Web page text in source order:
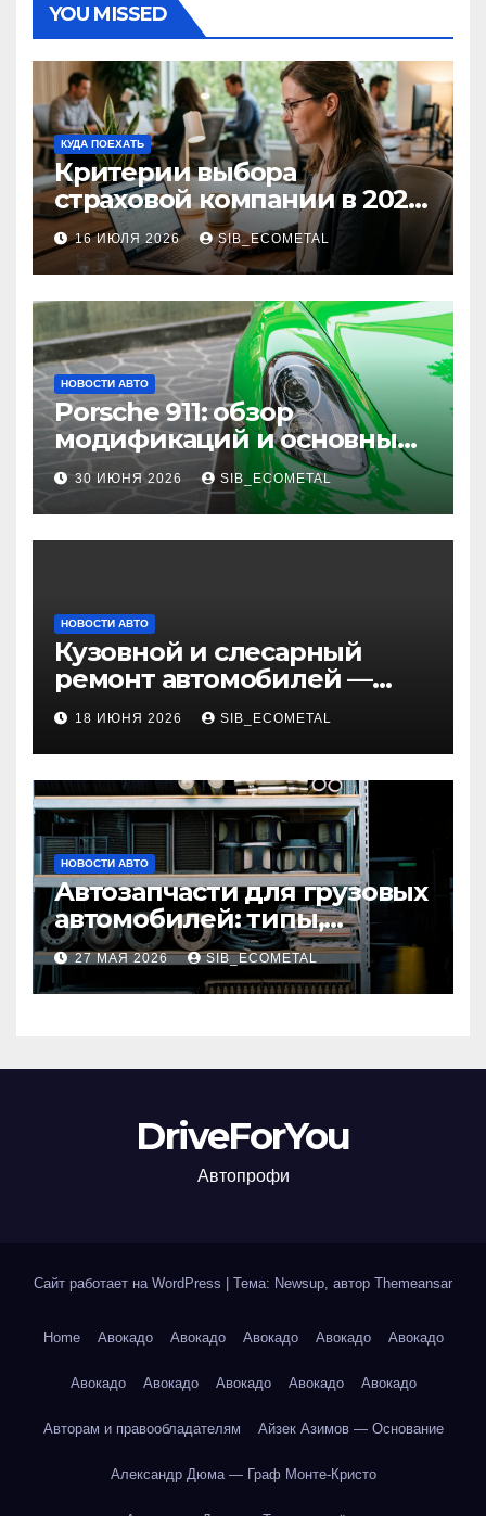
YOU MISSED
КУДА ПОЕХАТЬ
Критерии выбора
страховой компании в 2026
году: надежность и
реальные отзывы о
выплатах
16 ИЮЛЯ 2026 SIB_ECOMETAL
НОВОСТИ АВТО
Porsche 911: обзор
модификаций и основные
характеристики
30 ИЮНЯ 2026 SIB_ECOMETAL
НОВОСТИ АВТО
Кузовной и слесарный
ремонт автомобилей —
наличие оригинальных
запчастей и типичные
сроки выполнения работ
18 ИЮНЯ 2026 SIB_ECOMETAL
НОВОСТИ АВТО
Автозапчасти для грузовых
автомобилей: типы,
совместимость и критерии
подбора
27 МАЯ 2026 SIB_ECOMETAL
DriveForYou
Автопрофи
Сайт работает на WordPress | Тема: Newsup, автор Themeansar
Home Авокадо Авокадо Авокадо Авокадо Авокадо
Авокадо Авокадо Авокадо Авокадо Авокадо
Авторам и правообладателям Айзек Азимов — Основание
Александр Дюма — Граф Монте-Кристо